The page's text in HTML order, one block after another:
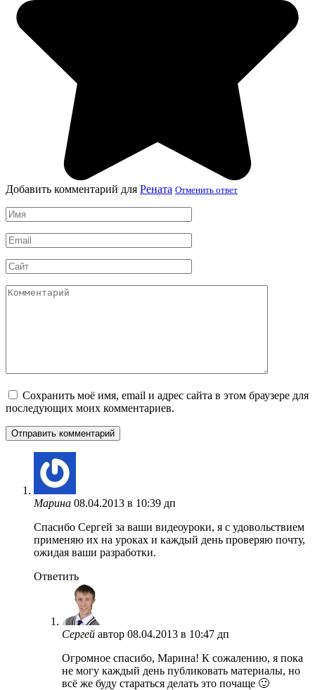
Добавить комментарий для Рената Отменить ответ
Имя
*
Email
*
Сайт
Комментарий
Сохранить моё имя, email и адрес сайта в этом браузере для
последующих моих комментариев.
Марина 08.04.2013 в 10:39 дп
Спасибо Сергей за ваши видеоуроки, я с удовольствием
применяю их на уроках и каждый день проверяю почту,
ожидая ваши разработки.
Ответить
Сергей автор 08.04.2013 в 10:47 дп
Огромное спасибо, Марина! К сожалению, я пока
не могу каждый день публиковать материалы, но
всё же буду стараться делать это почаще 🙂